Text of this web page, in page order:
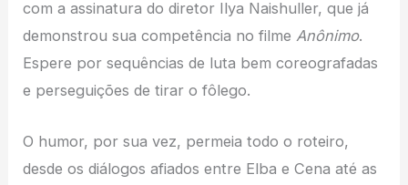
com a assinatura do diretor Ilya Naishuller, que já
demonstrou sua competência no filme Anônimo.
Espere por sequências de luta bem coreografadas
e perseguições de tirar o fôlego.
O humor, por sua vez, permeia todo o roteiro,
desde os diálogos afiados entre Elba e Cena até as